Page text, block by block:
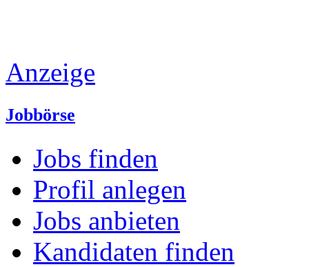
Anzeige
Jobbörse
Jobs finden
Profil anlegen
Jobs anbieten
Kandidaten finden